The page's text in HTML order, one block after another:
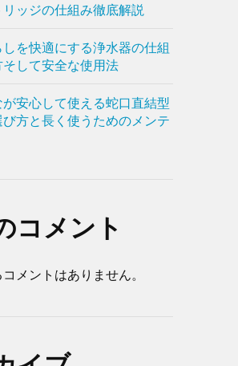
ッジの仕組み徹底解説
を快適にする浄水器の仕組
して安全な使用法
安心して使える蛇口直結型
方と長く使うためのメンテ
コメント
メントはありません。